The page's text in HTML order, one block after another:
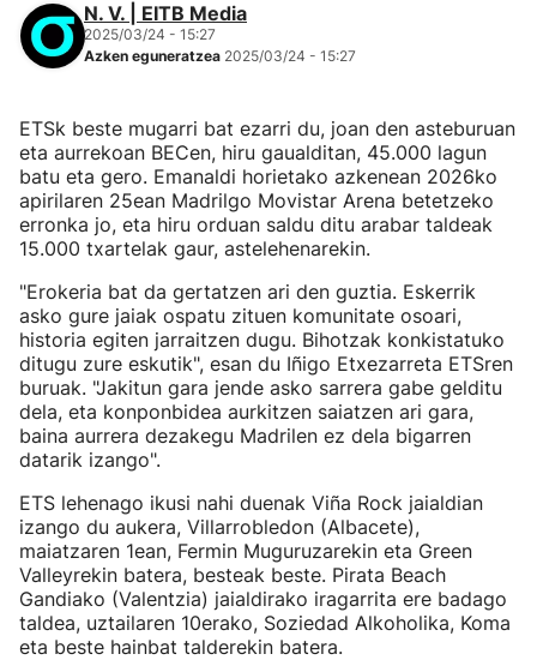
N. V. | EITB Media
2025/03/24 - 15:27
Azken eguneratzea 2025/03/24 - 15:27
ETSk beste mugarri bat ezarri du, joan den asteburuan
eta aurrekoan BECen, hiru gaualditan, 45.000 lagun
batu eta gero. Emanaldi horietako azkenean 2026ko
apirilaren 25ean Madrilgo Movistar Arena betetzeko
erronka jo, eta hiru orduan saldu ditu arabar taldeak
15.000 txartelak gaur, astelehenarekin.
"Erokeria bat da gertatzen ari den guztia. Eskerrik
asko gure jaiak ospatu zituen komunitate osoari,
historia egiten jarraitzen dugu. Bihotzak konkistatuko
ditugu zure eskutik", esan du Iñigo Etxezarreta ETSren
buruak. "Jakitun gara jende asko sarrera gabe gelditu
dela, eta konponbidea aurkitzen saiatzen ari gara,
baina aurrera dezakegu Madrilen ez dela bigarren
datarik izango".
ETS lehenago ikusi nahi duenak Viña Rock jaialdian
izango du aukera, Villarrobledon (Albacete),
maiatzaren 1ean, Fermin Muguruzarekin eta Green
Valleyrekin batera, besteak beste. Pirata Beach
Gandiako (Valentzia) jaialdirako iragarrita ere badago
taldea, uztailaren 10erako, Soziedad Alkoholika, Koma
eta beste hainbat talderekin batera.